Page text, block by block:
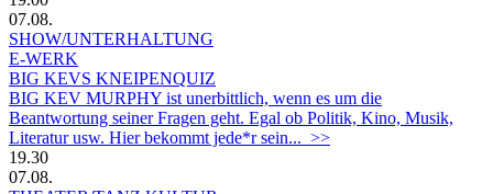
07.08.
SHOW/UNTERHALTUNG
E-WERK
BIG KEVS KNEIPENQUIZ
BIG KEV MURPHY ist unerbittlich, wenn es um die
Beantwortung seiner Fragen geht. Egal ob Politik, Kino, Musik,
Literatur usw. Hier bekommt jede*r sein... >>
19.30
07.08.